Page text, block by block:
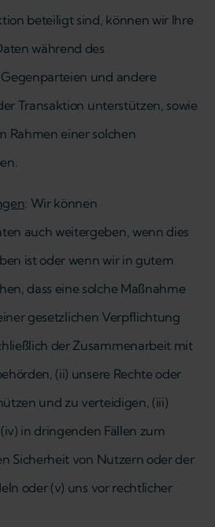
beteiligt sind, können wir Ihre
während des
und andere
Transaktion unterstützen, sowie
Rahmen einer solchen
: Wir können
auch weitergeben, wenn dies
ist oder wenn wir in gutem
dass eine solche Maßnahme
gesetzlichen Verpflichtung
der Zusammenarbeit mit
(ii) unsere Rechte oder
und zu verteidigen, (iii)
in dringenden Fällen zum
Sicherheit von Nutzern oder der
oder (v) uns vor rechtlicher